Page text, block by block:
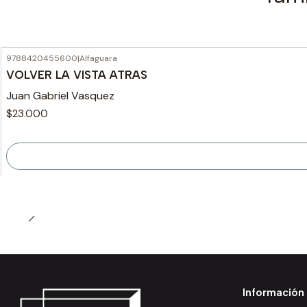
Agotado
9788420455600|Alfaguara
VOLVER LA VISTA ATRAS
Juan Gabriel Vasquez
$23.000
Información